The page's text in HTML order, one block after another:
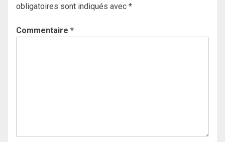
obligatoires sont indiqués avec *
Commentaire *